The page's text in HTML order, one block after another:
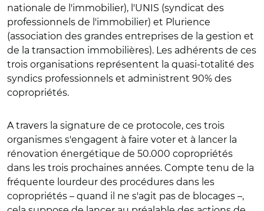
nationale de l'immobilier), l'UNIS (syndicat des
professionnels de l'immobilier) et Plurience
(association des grandes entreprises de la gestion et
de la transaction immobilières). Les adhérents de ces
trois organisations représentent la quasi-totalité des
syndics professionnels et administrent 90% des
copropriétés.
A travers la signature de ce protocole, ces trois
organismes s'engagent à faire voter et à lancer la
rénovation énergétique de 50.000 copropriétés
dans les trois prochaines années. Compte tenu de la
fréquente lourdeur des procédures dans les
copropriétés – quand il ne s'agit pas de blocages –,